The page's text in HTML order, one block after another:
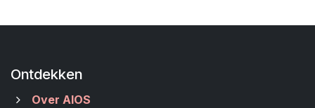
Ontdekken
Over AIOS